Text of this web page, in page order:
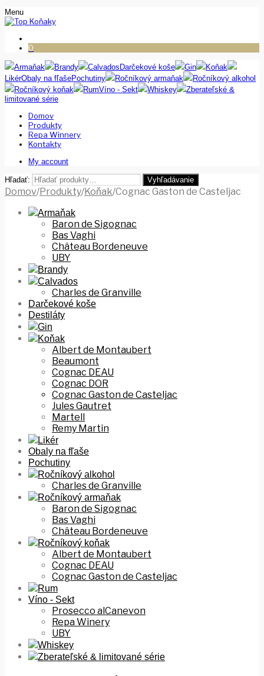
Menu
0
Armaňak Brandy CalvadosDarčekové koše Gin
Koňak
LikérObaly na fľašePochutiny Ročníkový armaňak
Ročníkový alkohol
Ročníkový koňak
RumVíno - Sekt Whiskey
Zberateľské &
limitované série
Domov
Produkty
Repa Winnery
Kontakty
My account
Hľadať: Vyhľadávanie
Domov/Produkty/Koňak/Cognac Gaston de Casteljac
Armaňak
Baron de Sigognac
Bas Vaghi
Château Bordeneuve
UBY
Brandy
Calvados
Charles de Granville
Darčekové koše
Destiláty
Gin
Koňak
Albert de Montaubert
Beaumont
Cognac DEAU
Cognac DOR
Cognac Gaston de Casteljac
Jules Gautret
Martell
Remy Martin
Likér
Obaly na fľaše
Pochutiny
Ročníkový alkohol
Charles de Granville
Ročníkový armaňak
Baron de Sigognac
Bas Vaghi
Château Bordeneuve
Ročníkový koňak
Albert de Montaubert
Cognac DEAU
Cognac Gaston de Casteljac
Rum
Víno - Sekt
Prosecco alCanevon
Repa Winery
UBY
Whiskey
Zberateľské & limitované série